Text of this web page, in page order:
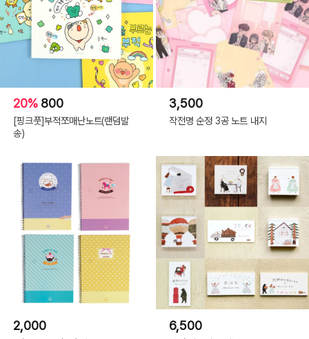
20% 800
[핑크풋]부적쪼매난노트(랜덤발
송)
3,500
작전명 순정 3공 노트 내지
2,000 6,500